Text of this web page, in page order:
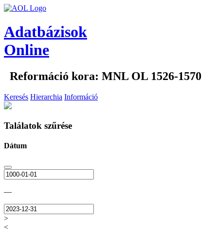
Adatbázisok
Online
Reformáció kora: MNL OL 1526-1570
Keresés Hierarchia Információ
Találatok szűrése
Dátum
—
>
<